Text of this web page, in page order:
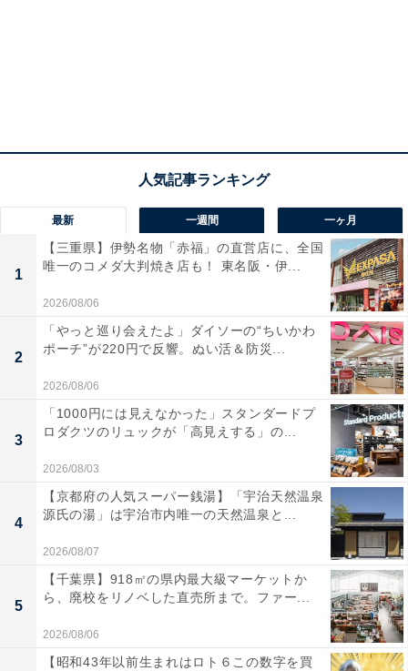
最新 一週間 一ヶ月
1
【三重県】伊勢名物「赤福」の直営店に、全国
唯一のコメダ大判焼き店も！ 東名阪・伊...
2026/08/06
2
「やっと巡り会えたよ」ダイソーの“ちいかわ
ポーチ”が220円で反響。ぬい活＆防災...
2026/08/06
3
「1000円には見えなかった」スタンダードプ
ロダクツのリュックが「高見えする」の...
2026/08/03
4
【京都府の人気スーパー銭湯】「宇治天然温泉
源氏の湯」は宇治市内唯一の天然温泉と...
2026/08/07
5
【千葉県】918㎡の県内最大級マーケットか
ら、廃校をリノベした直売所まで。ファー...
2026/08/06
【昭和43年以前生まれはロト６この数字を買